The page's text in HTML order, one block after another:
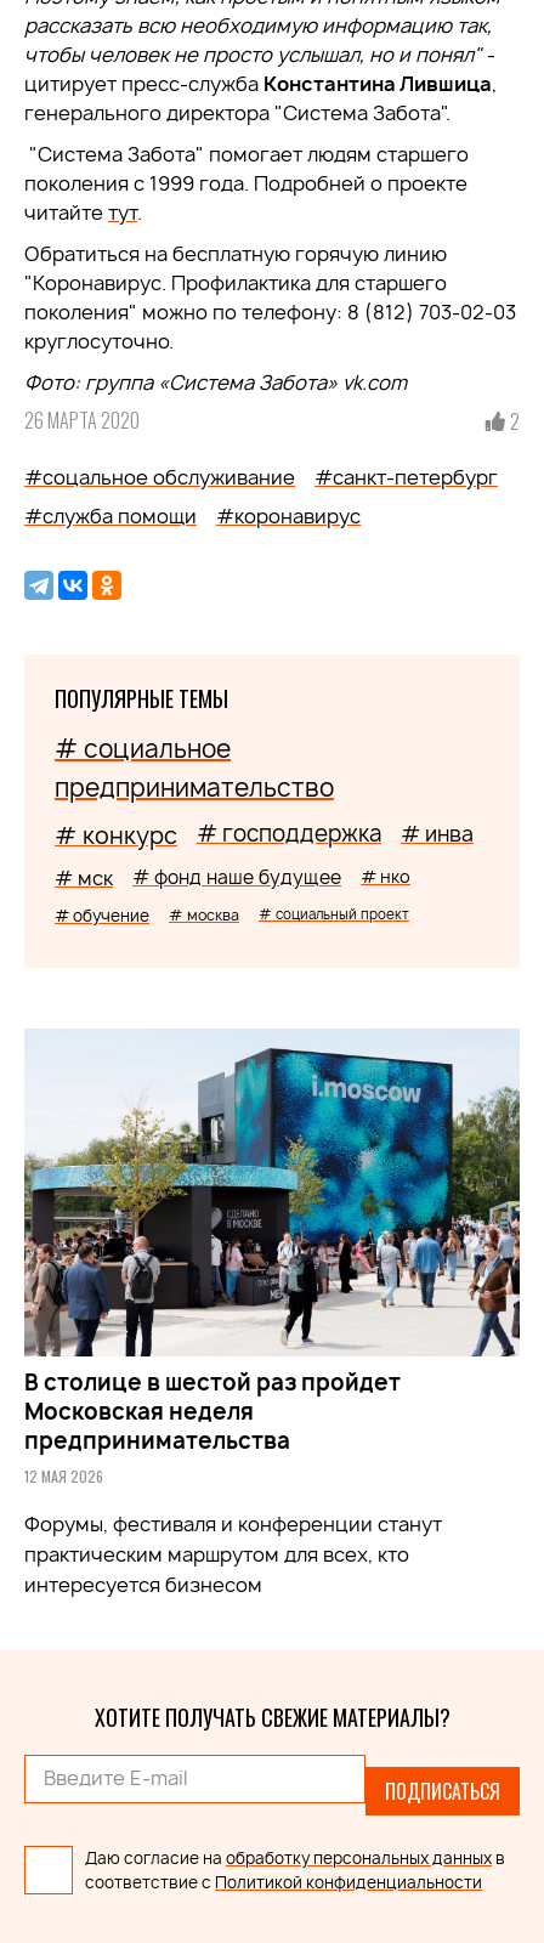
рассказать всю необходимую информацию так,
чтобы человек не просто услышал, но и понял"-
цитирует пресс-служба Константина Лившица,
генерального директора "Система Забота".
"Система Забота" помогает людям старшего
поколения с 1999 года. Подробней о проекте
читайтетут.
Обратиться на бесплатную горячую линию
"Коронавирус. Профилактика для старшего
поколения" можно по телефону: 8 (812) 703-02-03
круглосуточно.
Фото: группа «Система Забота» vk.com
26 МАРТА 2020 2
#соцальное обслуживание
#санкт-петербург
#служба помощи
#коронавирус
ПОПУЛЯРНЫЕ ТЕМЫ
# социальное
предпринимательство
# конкурс # господдержка # инва
# мск # фонд наше будущее # нко
# обучение # москва # социальный проект
В столице в шестой раз пройдет
Московская неделя
предпринимательства
12 МАЯ 2026
Форумы, фестиваля и конференции станут
практическим маршрутом для всех, кто
интересуется бизнесом
ХОТИТЕ ПОЛУЧАТЬ СВЕЖИЕ МАТЕРИАЛЫ?
ПОДПИСАТЬСЯ
Даю согласие на обработку персональных данных в
соответствие с Политикой конфиденциальности